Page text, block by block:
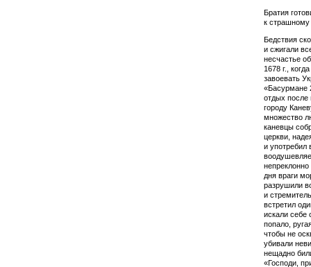
Братия
к
Бедствия
и сжи­гали
несчастье
1678 г.,
завоевать
«Басурмане
отдых после
городу
множество
каневцы
церкви,
и употребил
дня враги
разрушили
и
встретил
искали себе
попало,
чтобы не
убивали
нещадно
«Господи,